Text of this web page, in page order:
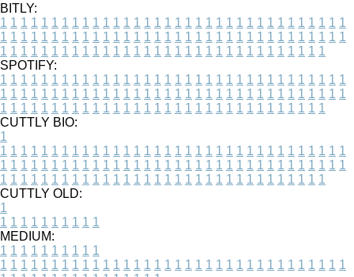
BITLY:
1 1 1 1 1 1 1 1 1 1 1 1 1 1 1 1 1 1 1 1 1 1 1 1 1 1 1 1 1 1 1 1 1 1
1 1 1 1 1 1 1 1 1 1 1 1 1 1 1 1 1 1 1 1 1 1 1 1 1 1 1 1 1 1 1 1 1 1
1 1 1 1 1 1 1 1 1 1 1 1 1 1 1 1 1 1 1 1 1 1 1 1 1 1 1 1 1 1 1 1
SPOTIFY:
1 1 1 1 1 1 1 1 1 1 1 1 1 1 1 1 1 1 1 1 1 1 1 1 1 1 1 1 1 1 1 1 1 1
1 1 1 1 1 1 1 1 1 1 1 1 1 1 1 1 1 1 1 1 1 1 1 1 1 1 1 1 1 1 1 1 1 1
1 1 1 1 1 1 1 1 1 1 1 1 1 1 1 1 1 1 1 1 1 1 1 1 1 1 1 1 1 1 1 1
CUTTLY BIO:
1
1 1 1 1 1 1 1 1 1 1 1 1 1 1 1 1 1 1 1 1 1 1 1 1 1 1 1 1 1 1 1 1 1 1
1 1 1 1 1 1 1 1 1 1 1 1 1 1 1 1 1 1 1 1 1 1 1 1 1 1 1 1 1 1 1 1 1 1
1 1 1 1 1 1 1 1 1 1 1 1 1 1 1 1 1 1 1 1 1 1 1 1 1 1 1 1 1 1 1 1
CUTTLY OLD:
1
1 1 1 1 1 1 1 1 1 1
MEDIUM:
1 1 1 1 1 1 1 1 1 1
1 1 1 1 1 1 1 1 1 1 1 1 1 1 1 1 1 1 1 1 1 1 1 1 1 1 1 1 1 1 1 1 1 1